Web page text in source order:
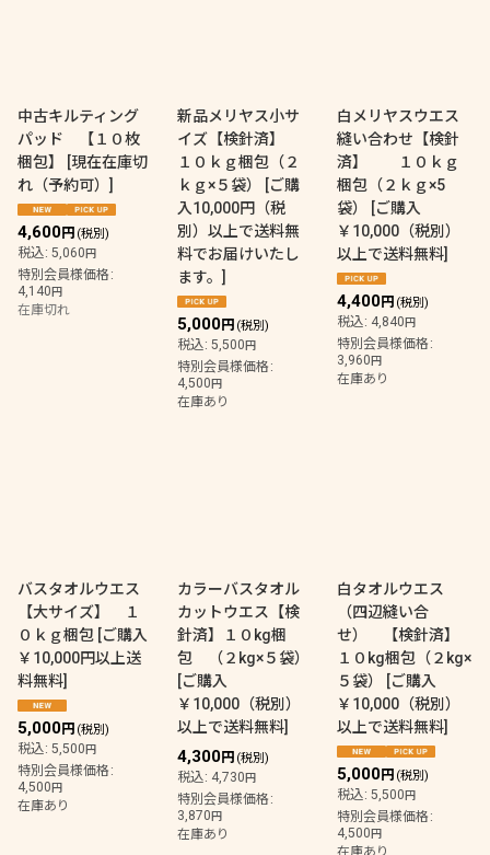
絞り込む
中古キルティング
パッド 【１０枚
梱包】
[現在在庫切
れ（予約可） ]
4,600円 (税別)
税込: 5,060円
特別会員様価格 :
4,140円
在庫切れ
新品メリヤス小サ
イズ【検針済】
１０ｋｇ梱包（２
ｋｇ×５袋）
[ご購
入10,000円（税
別）以上で送料無
料でお届けいたし
ます。 ]
5,000円 (税別)
税込: 5,500円
特別会員様価格 :
4,500円
在庫あり
白メリヤスウエス
縫い合わせ【検針
済】 １０ｋｇ
梱包（２ｋｇ×5
袋）
[ご購入
￥10,000（税別）
以上で送料無料]
4,400円 (税別)
税込: 4,840円
特別会員様価格 :
3,960円
在庫あり
バスタオルウエス
【大サイズ】 １
０ｋｇ梱包 [ご購入
￥10,000円以上送
料無料]
5,000円 (税別)
税込: 5,500円
特別会員様価格 :
4,500円
在庫あり
カラーバスタオル
カットウエス【検
針済】１０kg梱
包 （２kg×５袋）
[ご購入
￥10,000（税別）
以上で送料無料]
4,300円 (税別)
税込: 4,730円
特別会員様価格 :
3,870円
在庫あり
白タオルウエス
（四辺縫い合
せ） 【検針済】
１０kg梱包（２kg×
５袋）
[ご購入
￥10,000（税別）
以上で送料無料]
5,000円 (税別)
税込: 5,500円
特別会員様価格 :
4,500円
在庫あり